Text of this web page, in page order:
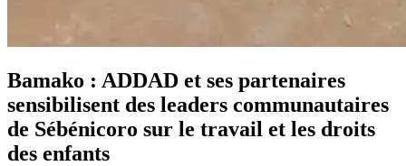
Bamako : ADDAD et ses partenaires
sensibilisent des leaders communautaires
de Sébénicoro sur le travail et les droits
des enfants